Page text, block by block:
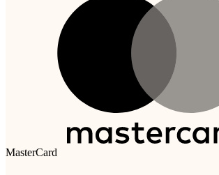
MasterCard